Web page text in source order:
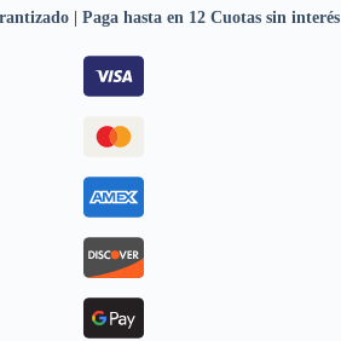
| Paga hasta en 12 Cuotas sin interés